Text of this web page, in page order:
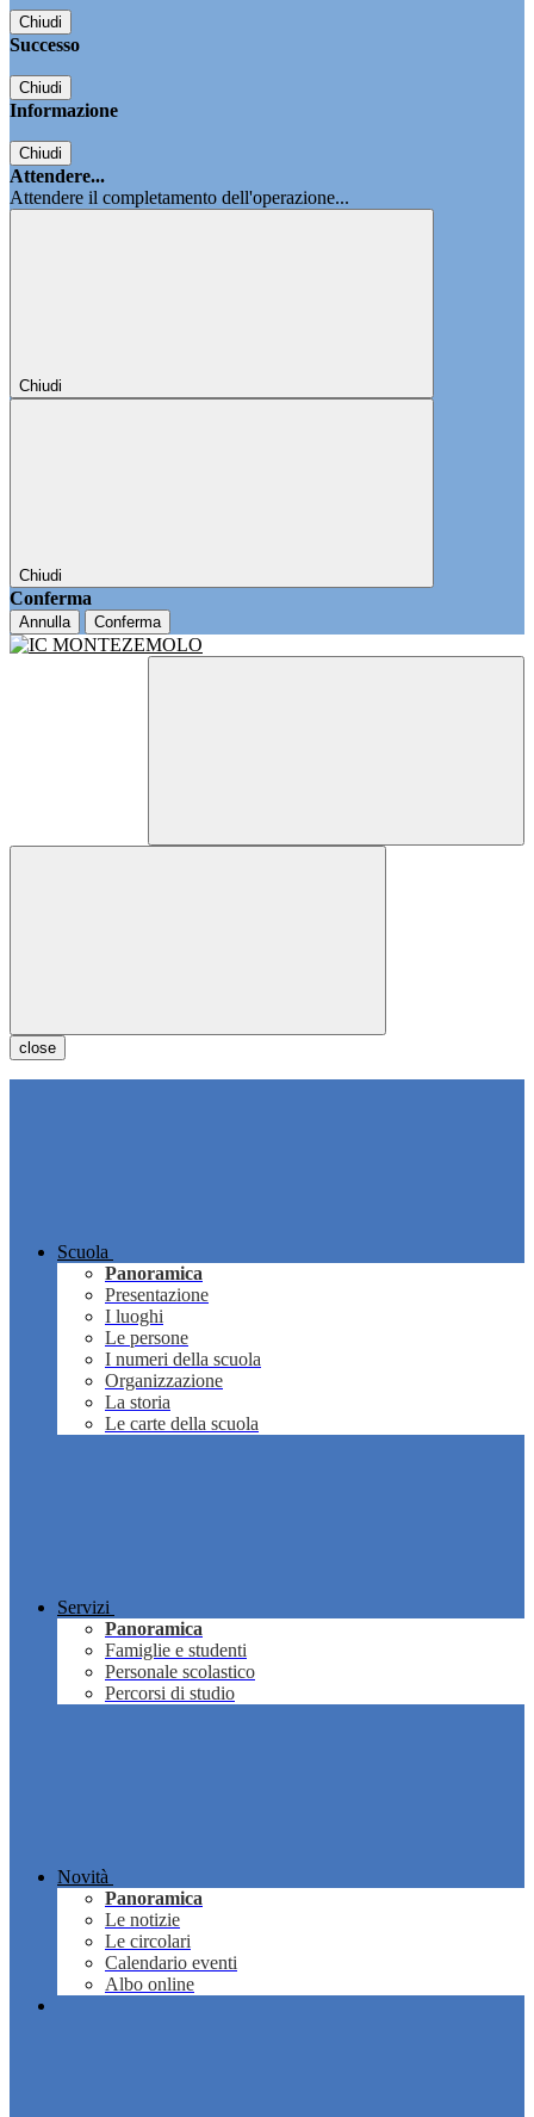
Chiudi
Successo
Chiudi
Informazione
Chiudi
Attendere...
Attendere il completamento dell'operazione...
Chiudi
Chiudi
Conferma
Annulla Conferma
close
Scuola
Panoramica
Presentazione
I luoghi
Le persone
I numeri della scuola
Organizzazione
La storia
Le carte della scuola
Servizi
Panoramica
Famiglie e studenti
Personale scolastico
Percorsi di studio
Novità
Panoramica
Le notizie
Le circolari
Calendario eventi
Albo online